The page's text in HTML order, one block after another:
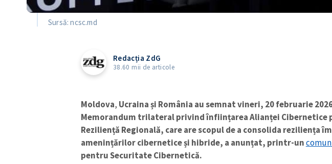
Sursă: ncsc.md
Redacția ZdG
38.60 mii de articole
Moldova, Ucraina și România au semnat vineri, 20 februarie
Memorandum trilateral privind înființarea Alianței Cibernetice
Reziliență Regională, care are scopul de a consolida reziliența
amenințărilor cibernetice și hibride, a anunțat, printr-un
pentru Securitate Cibernetică.